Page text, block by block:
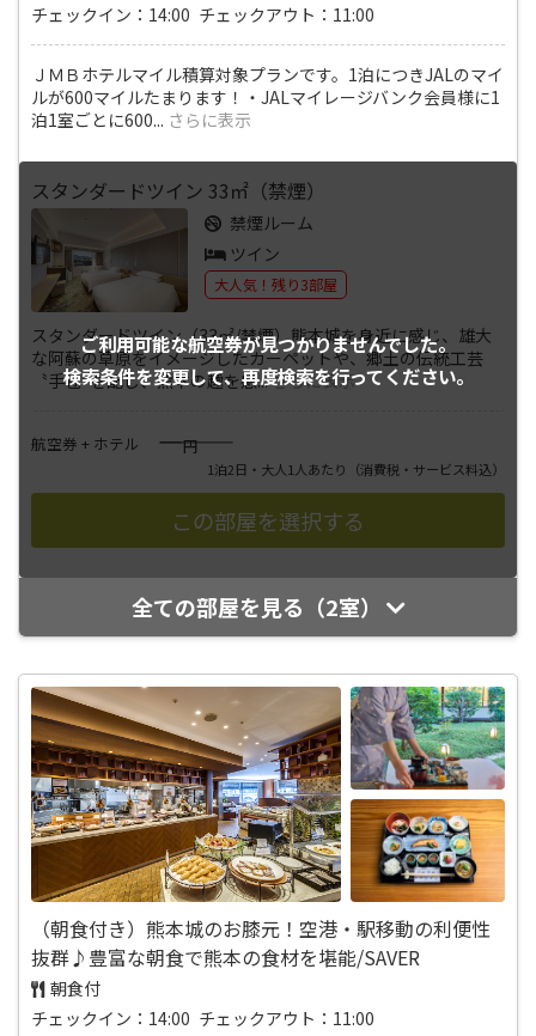
チェックイン：14:00 チェックアウト：11:00
ＪＭＢホテルマイル積算対象プランです。1泊につきJALのマイ
ルが600マイルたまります！・JALマイレージバンク会員様に1
泊1室ごとに600... さらに表示
ご利用可能な航空券が見つかりませんでした。
検索条件を変更して、再度検索を行ってください。
スタンダードツイン 33㎡（禁煙）
禁煙ルーム
ツイン
大人気！残り3部屋
スタンダードツイン（33㎡/禁煙）熊本城を身近に感じ、雄大
な阿蘇の草原をイメージしたカーペットや、郷土の伝統工芸
〝手毬″を配し、熊本の趣を感...さらに表示
航空券 + ホテル ――――円
1泊2日・大人1人あたり （消費税・サービス料込）
全ての部屋を見る（2室）
（朝食付き）熊本城のお膝元！空港・駅移動の利便性
抜群♪豊富な朝食で熊本の食材を堪能/SAVER
朝食付
チェックイン：14:00 チェックアウト：11:00